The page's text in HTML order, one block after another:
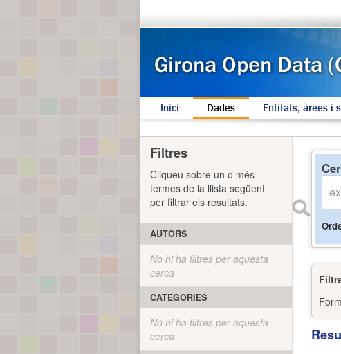
Inici Dades Entitats, àrees i
Filtres
Cliqueu sobre un o més
termes de la llista següent
per filtrar els resultats.
AUTORS
No hi ha filtres per aquesta
cerca
CATEGORIES
No hi ha filtres per aquesta
cerca